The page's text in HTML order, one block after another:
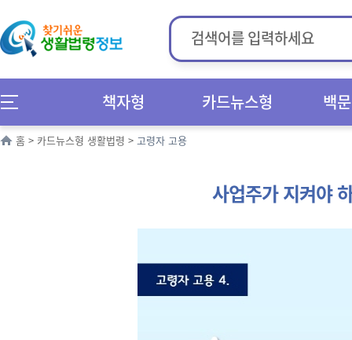
책자형 카드뉴스형 백
홈 > 카드뉴스형 생활법령 > 고령자 고용
사업주가 지켜야